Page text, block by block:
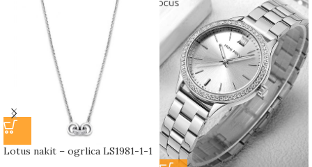
Lotus nakit – ogrlica LS1981-1-1